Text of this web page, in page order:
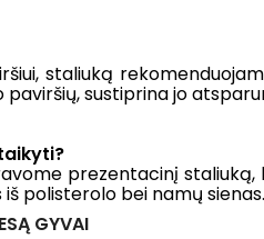
staliuką
paviršių, sustiprina jo
prezentacinį
polisterolo bei namų sienas.
GYVAI